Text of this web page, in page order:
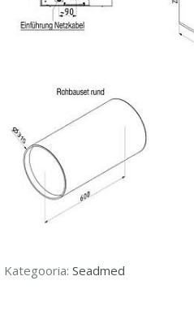
Kategooria: Seadmed